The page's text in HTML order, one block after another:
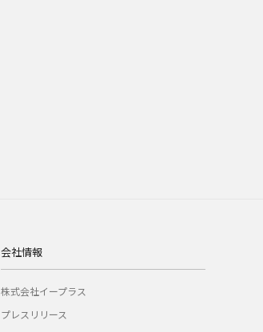
会社情報
株式会社イープラス
プレスリリース